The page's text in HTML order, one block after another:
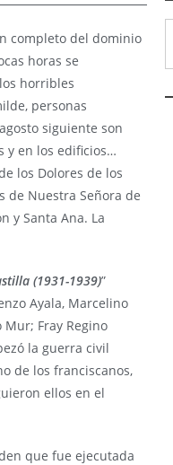
completo del dominio
horas se
horribles
personas
siguiente son
y en los edificios…
los Dolores de los
de Nuestra Señora de
y Santa Ana. La
(1931-1939)”
Ayala, Marcelino
Fray Regino
la guerra civil
de los franciscanos,
ellos en el
que fue ejecutada